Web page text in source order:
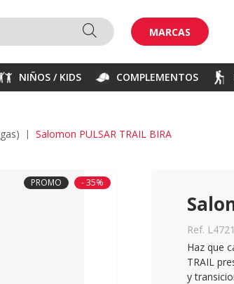
MARCAS
NIÑOS / KIDS COMPLEMENTOS
Salomon PULSAR TRAIL BIRA
PROMO - 35%
Ref.
Haz que
TRAIL
y